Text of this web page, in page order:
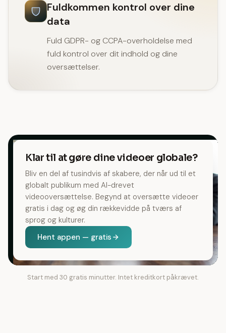
Fuldkommen kontrol over dine
data
Fuld GDPR- og CCPA-overholdelse med
fuld kontrol over dit indhold og dine
oversættelser.
Klar til at gøre dine videoer globale?
Bliv en del af tusindvis af skabere, der når ud til et
globalt publikum med AI-drevet
videooversættelse. Begynd at oversætte videoer
gratis i dag og øg din rækkevidde på tværs af
sprog og kulturer.
Hent appen — gratis
Start med 30 gratis minutter. Intet kreditkort påkrævet.